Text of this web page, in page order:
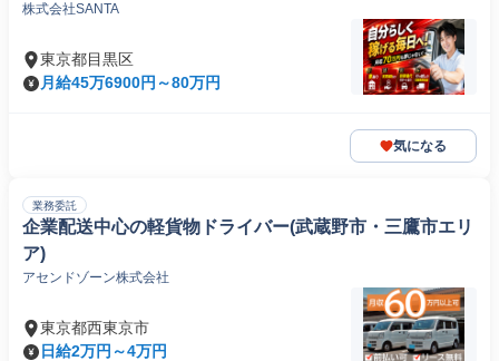
株式会社SANTA
東京都目黒区
月給45万6900円～80万円
気になる
業務委託
企業配送中心の軽貨物ドライバー(武蔵野市・三鷹市エリ
ア)
アセンドゾーン株式会社
東京都西東京市
日給2万円～4万円